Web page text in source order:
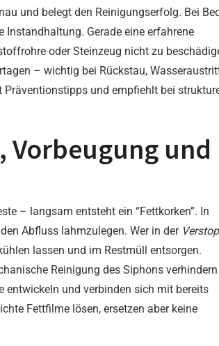
und belegt den Reinigungserfolg. Bei
Gerade eine erfahrene
oder Steinzeug nicht zu
– wichtig bei Rückstau,
und empfiehlt bei
Vorbeugung und
– langsam entsteht ein “Fettkorken”. In
Abfluss lahmzulegen. Wer in der
lassen und im Restmüll entsorgen.
Reinigung des Siphons
entwickeln und verbinden sich mit bereits
Fettfilme lösen, ersetzen aber keine